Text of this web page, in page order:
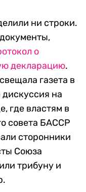
ни строки.
о
декларацию.
газета в
на
где властям в
совета БАССР
сторонники
Союза
трибуну и